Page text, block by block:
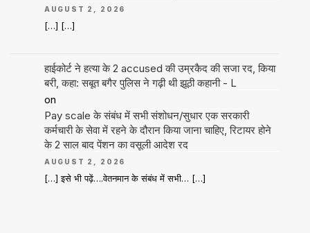
AUGUST 2, 2026
[…] […]
हाईकोर्ट ने हत्या के 2 accused की उम्रकैद की सजा रद, किया
बरी, कहा: सबूत बगैर पुलिस ने गढ़ी थी झूठी कहानी - L
on
Pay scale के संबंध में सभी संशोधन/सुधार एक सरकारी
कर्मचारी के सेवा में रहने के दौरान किया जाना चाहिए, रिटायर होने
के 2 साल बाद पेंशन का वसूली आदेश रद
AUGUST 2, 2026
[…] इसे भी पढ़ें….वेतनमान के संबंध में सभी… […]